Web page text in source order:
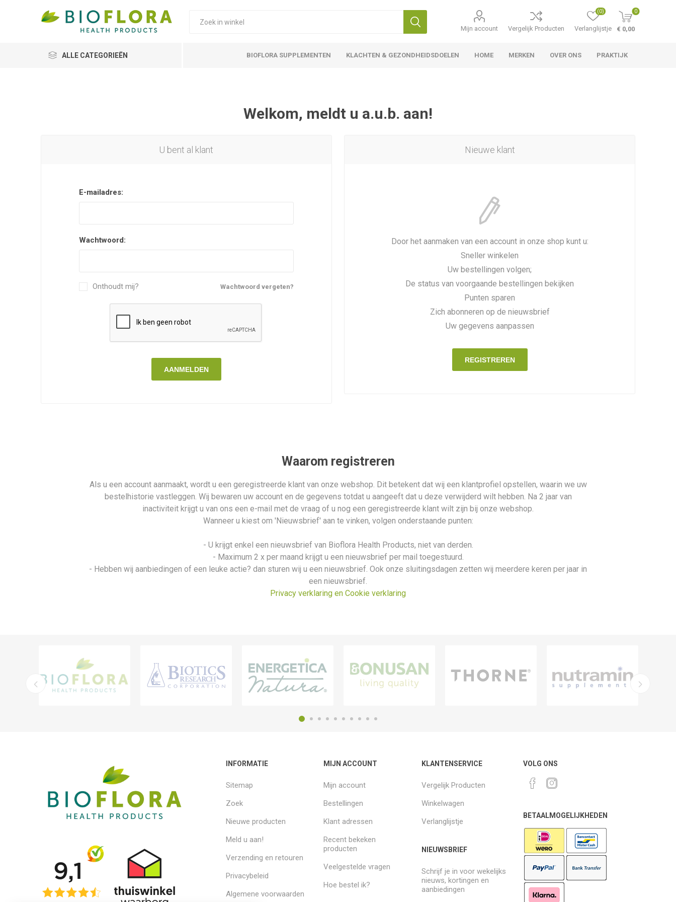
Mijn account Vergelijk Producten Verlanglijstje
(0) 0
€ 0,00
ALLE CATEGORIEËN BIOFLORA SUPPLEMENTEN KLACHTEN & GEZONDHEIDSDOELEN HOME MERKEN OVER ONS PRAKTIJK
Welkom, meldt u a.u.b. aan!
Nieuwe klant
Door het aanmaken van een account in onze shop kunt u:
Sneller winkelen
Uw bestellingen volgen;
De status van voorgaande bestellingen bekijken
Punten sparen
Zich abonneren op de nieuwsbrief
Uw gegevens aanpassen
REGISTREREN
U bent al klant
E-mailadres:
Wachtwoord:
Wachtwoord vergeten?
Onthoudt mij?
AANMELDEN
Waarom registreren
Als u een account aanmaakt, wordt u een geregistreerde klant van onze webshop. Dit betekent dat wij een klantprofiel opstellen, waarin we uw
bestelhistorie vastleggen. Wij bewaren uw account en de gegevens totdat u aangeeft dat u deze verwijderd wilt hebben. Na 2 jaar van
inactiviteit krijgt u van ons een e-mail met de vraag of u nog een geregistreerde klant wilt zijn bij onze webshop.
Wanneer u kiest om 'Nieuwsbrief' aan te vinken, volgen onderstaande punten:
- U krijgt enkel een nieuwsbrief van Bioflora Health Products, niet van derden.
- Maximum 2 x per maand krijgt u een nieuwsbrief per mail toegestuurd.
- Hebben wij aanbiedingen of een leuke actie? dan sturen wij u een nieuwsbrief. Ook onze sluitingsdagen zetten wij meerdere keren per jaar in
een nieuwsbrief.
Privacy verklaring en Cookie verklaring
INFORMATIE
Sitemap
Zoek
Nieuwe producten
Meld u aan!
Verzending en retouren
Privacybeleid
Algemene voorwaarden
MIJN ACCOUNT
Mijn account
Bestellingen
Klant adressen
Recent bekeken
producten
Veelgestelde vragen
Hoe bestel ik?
KLANTENSERVICE
Vergelijk Producten
Winkelwagen
Verlanglijstje
NIEUWSBRIEF
Schrijf je in voor wekelijks
nieuws, kortingen en
aanbiedingen
VOLG ONS
BETAALMOGELIJKHEDEN